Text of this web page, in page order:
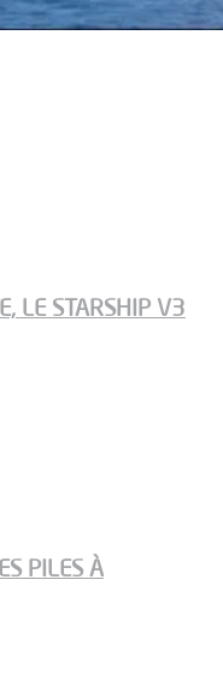
LE STARSHIP V3
PILES À